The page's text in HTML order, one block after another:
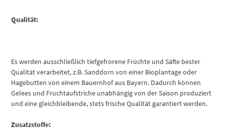
Qualität:
Es werden ausschließlich tiefgefrorene Früchte und Säfte bester
Qualität verarbeitet, z.B. Sanddorn von einer Bioplantage oder
Hagebutten von einem Bauernhof aus Bayern. Dadurch können
Gelees und Fruchtaufstriche unabhängig von der Saison produziert
und eine gleichbleibende, stets frische Qualität garantiert werden.
Zusatzstoffe: